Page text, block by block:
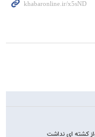
کشته ای نداشت